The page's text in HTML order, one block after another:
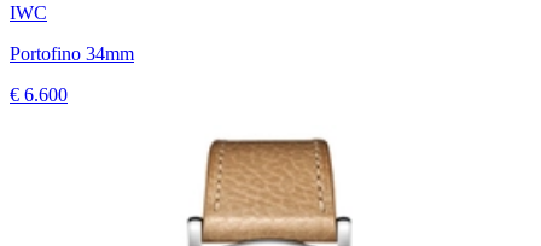
IWC
Portofino 34mm
€ 6.600